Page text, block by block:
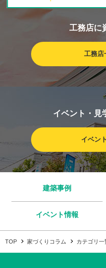
工務店に
工務店
イベント・見
イベン
建築事例
イベント情報
TOP 家づくりコラム カテゴリ一